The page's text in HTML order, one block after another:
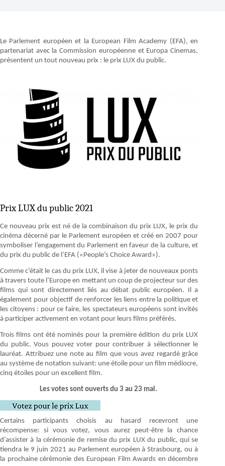
Le Parlement européen et la European Film Academy (EFA), en
partenariat avec la Commission européenne et Europa Cinemas,
présentent un tout nouveau prix : le prix LUX du public.
Prix LUX du public 2021
Ce nouveau prix est né de la combinaison du prix LUX, le prix du
cinéma décerné par le Parlement européen et créé en 2007 pour
symboliser l’engagement du Parlement en faveur de la culture, et
du prix du public de l’EFA («People’s Choice Award»).
Comme c’était le cas du prix LUX, il vise à jeter de nouveaux ponts
à travers toute l’Europe en mettant un coup de projecteur sur des
films qui sont directement liés au débat public européen. Il a
également pour objectif de renforcer les liens entre la politique et
les citoyens : pour ce faire, les spectateurs européens sont invités
à participer activement en votant pour leurs films préférés.
Trois films ont été nominés pour la première édition du prix LUX
du public. Vous pouvez voter pour contribuer à sélectionner le
lauréat. Attribuez une note au film que vous avez regardé grâce
au système de notation suivant: une étoile pour un film médiocre,
cinq étoiles pour un excellent film.
Les votes sont ouverts du 3 au 23 mai.
Certains participants choisis au hasard recevront une
récompense: si vous votez, vous aurez peut-être la chance
d’assister à la cérémonie de remise du prix LUX du public, qui se
tiendra le 9 juin 2021 au Parlement européen à Strasbourg, ou à
la prochaine cérémonie des European Film Awards en décembre